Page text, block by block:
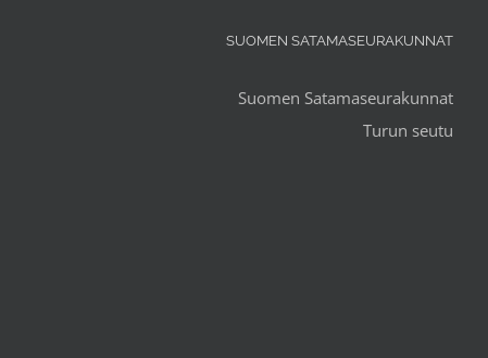
SUOMEN SATAMASEURAKUNNAT
Suomen Satamaseurakunnat
Turun seutu